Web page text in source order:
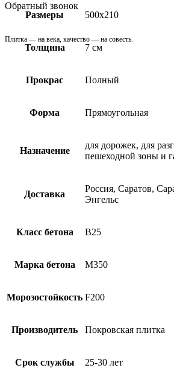
Обратный звонок
Плитка — на века, качество — на совесть.
Размеры 500х210
Толщина 7 см
Прокрас Полный
Форма Прямоугольная
Назначение
для дорожек, для
пешеходной зоны и
Доставка
Россия, Саратов,
Энгельс
Класс бетона B25
Марка бетона М350
Морозостойкость F200
Производитель Покровская плитка
Срок службы 25-30 лет